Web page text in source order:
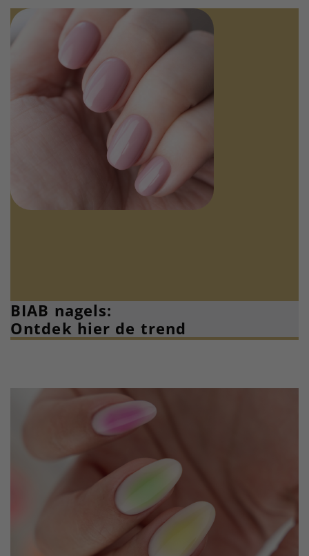
BIAB nagels:
Ontdek hier de trend